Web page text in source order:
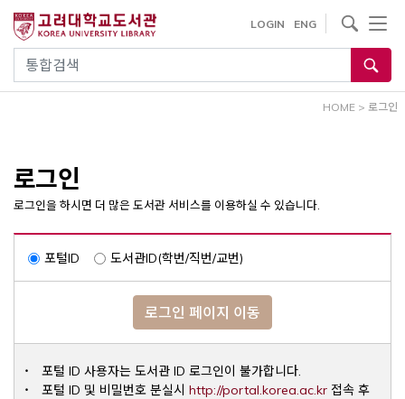
건
통합검색
LOGIN ENG
사이트내 검색
HOME > 로그인
로그인
로그인을 하시면 더 많은 도서관 서비스를 이용하실 수 있습니다.
포털ID 도서관ID(학번/직번/교번)
로그인 페이지 이동
포털 ID 사용자는 도서관 ID 로그인이 불가합니다.
포털 ID 및 비밀번호 분실시 http://portal.korea.ac.krOpens a
접속 후